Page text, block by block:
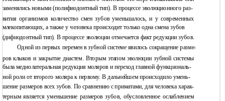
заменялись новыми (полифиодонтный тип). В процессе эволюционного раз-
вития организмов количество смен зубов уменьшалось, и у современных
млекопитающих, а также у человека происходит только одна смена зубов
(дифиодонтный тип). В процессе эволюции отмечается факт редукции зубов.
Одной из первых перемен в зубной системе явилось сокращение разме-
ров клыков и закрытие диастем. Вторым этапом эволюции зубной системы
была медиолатеральная редукция моляров и переход главной функциональ-
ной роли от второго моляра к первому. В дальнейшем происходило умень-
шение размеров всех зубов. По сравнению с приматами, для человека харак-
терным является уменьшение размеров зубов, обусловленное ослаблением